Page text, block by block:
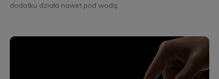
dodatku działa nawet pod wodą.